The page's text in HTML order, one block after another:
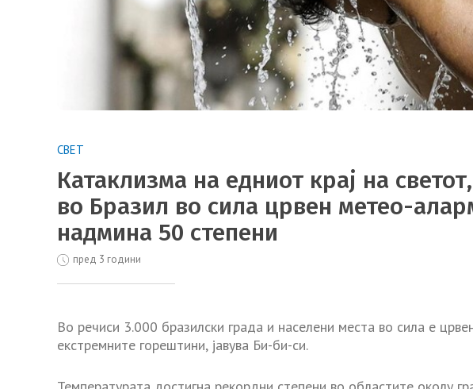
СВЕТ
Катаклизма на едниот крај на
во Бразил во сила црвен метео-
надмина 50 степени
пред 3 години
Во речиси 3.000 бразилски града и населени места во сила е
екстремните горештини, јавува Би-би-си.